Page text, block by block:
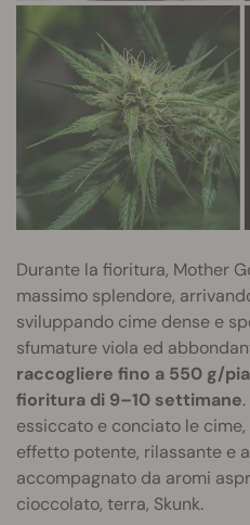
Durante la fioritura, Mother
massimo splendore,
sviluppando cime dense e
sfumature viola ed
raccogliere fino a 550 g/
fioritura di 9–10 settimane
essiccato e conciato le
effetto potente, rilassante e
accompagnato da aromi
cioccolato, terra, Skunk.